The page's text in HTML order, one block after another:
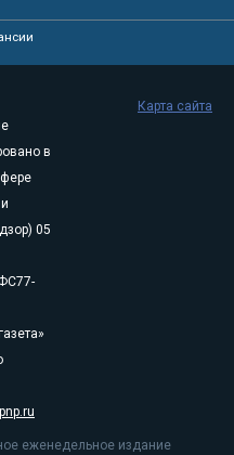
в
05
еженедельное издание
Карта сайта